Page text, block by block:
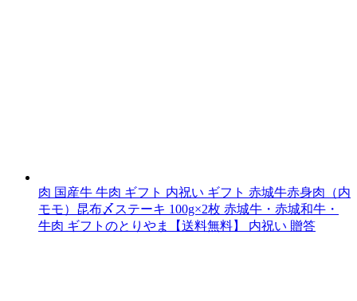
肉 国産牛 牛肉 ギフト 内祝い ギフト 赤城牛赤身肉（内
モモ）昆布〆ステーキ 100g×2枚 赤城牛・赤城和牛・
牛肉 ギフトのとりやま【送料無料】 内祝い 贈答